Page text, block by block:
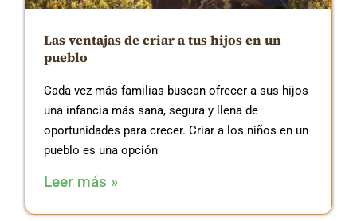
Las ventajas de criar a tus hijos en un
pueblo
Cada vez más familias buscan ofrecer a sus hijos
una infancia más sana, segura y llena de
oportunidades para crecer. Criar a los niños en un
pueblo es una opción
Leer más »